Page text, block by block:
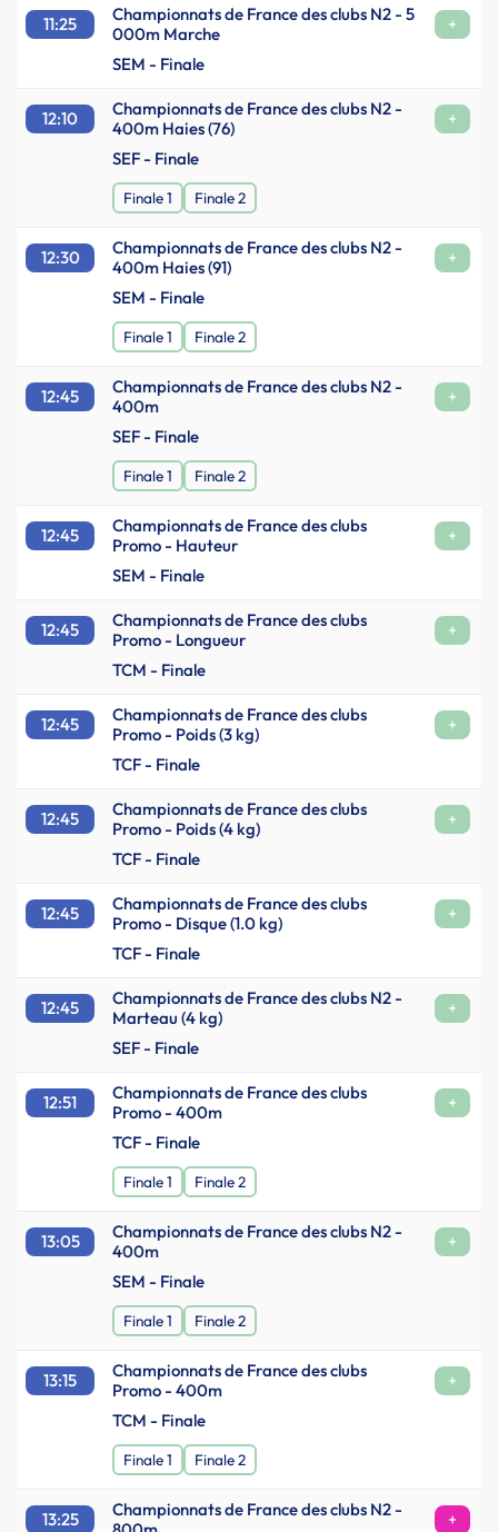
11:25
Championnats de France des clubs N2 - 5
000m Marche
+
SEM - Finale
12:10
Championnats de France des clubs N2 -
400m Haies (76)
+
SEF - Finale
Finale 1 Finale 2
12:30
Championnats de France des clubs N2 -
400m Haies (91)
+
SEM - Finale
Finale 1 Finale 2
12:45
Championnats de France des clubs N2 -
400m
+
SEF - Finale
Finale 1 Finale 2
12:45
Championnats de France des clubs
Promo - Hauteur
+
SEM - Finale
12:45
Championnats de France des clubs
Promo - Longueur
+
TCM - Finale
12:45
Championnats de France des clubs
Promo - Poids (3 kg)
+
TCF - Finale
12:45
Championnats de France des clubs
Promo - Poids (4 kg)
+
TCF - Finale
12:45
Championnats de France des clubs
Promo - Disque (1.0 kg)
+
TCF - Finale
12:45
Championnats de France des clubs N2 -
Marteau (4 kg)
+
SEF - Finale
12:51
Championnats de France des clubs
Promo - 400m
+
TCF - Finale
Finale 1 Finale 2
13:05
Championnats de France des clubs N2 -
400m
+
SEM - Finale
Finale 1 Finale 2
13:15
Championnats de France des clubs
Promo - 400m
+
TCM - Finale
Finale 1 Finale 2
13:25
Championnats de France des clubs N2 -
+